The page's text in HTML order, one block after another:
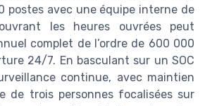
postes avec une équipe interne de
les heures ouvrées peut
complet de l’ordre de 600 000
24/7. En basculant sur un SOC
continue, avec maintien
de trois personnes focalisées sur